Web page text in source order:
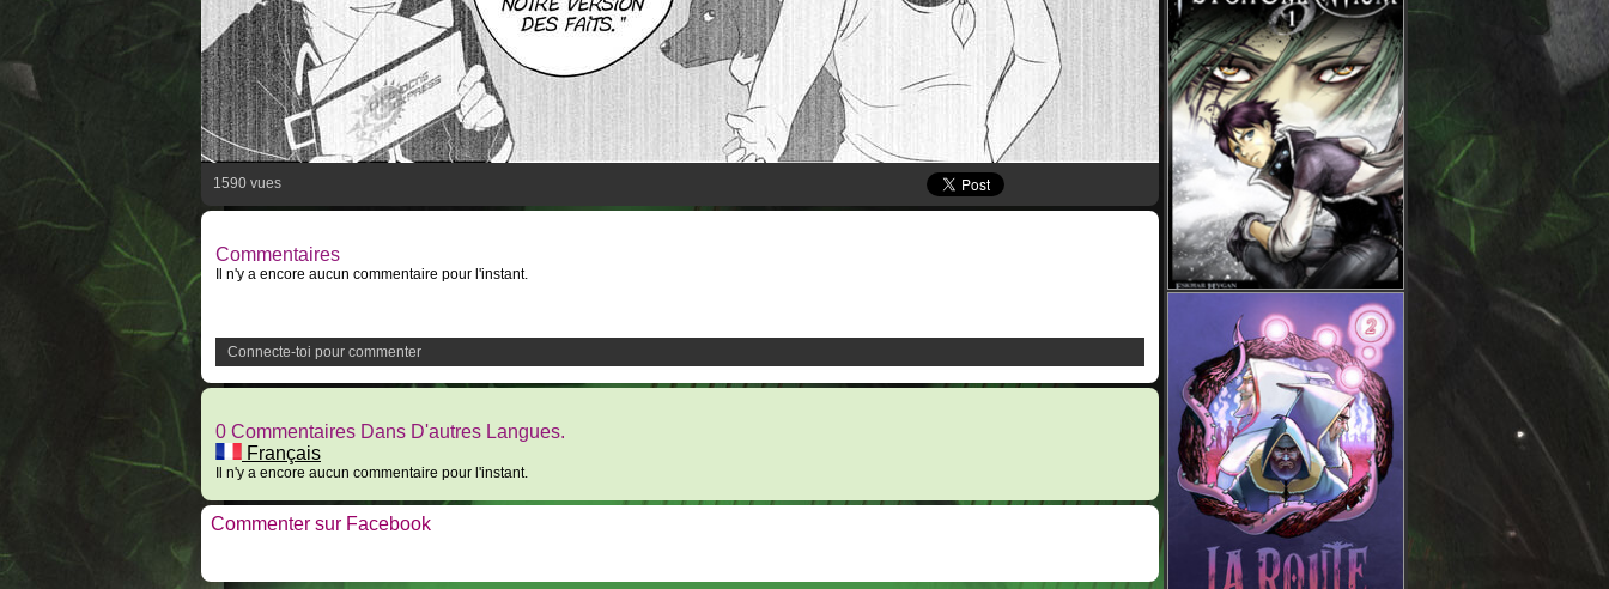
1590 vues
Commentaires
Il n'y a encore aucun commentaire pour l'instant.
Connecte-toi pour commenter
0 Commentaires Dans D'autres Langues.
Français
Il n'y a encore aucun commentaire pour l'instant.
Commenter sur Facebook